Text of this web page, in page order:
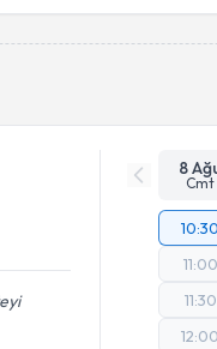
8
Cmt
10:30
11:00
11:30
12:00